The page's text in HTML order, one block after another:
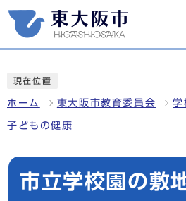
現在位置
ホーム 東大阪市教育委員会 学
子どもの健康
市立学校園の敷